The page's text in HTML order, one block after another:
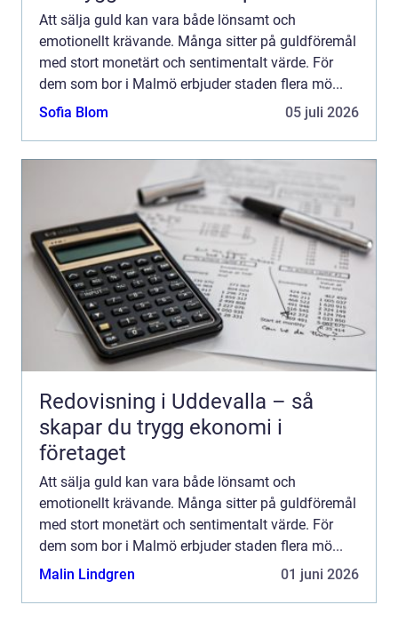
Att sälja guld kan vara både lönsamt och
emotionellt krävande. Många sitter på guldföremål
med stort monetärt och sentimentalt värde. För
dem som bor i Malmö erbjuder staden flera mö...
Sofia Blom
05 juli 2026
Redovisning i Uddevalla – så
skapar du trygg ekonomi i
företaget
Att sälja guld kan vara både lönsamt och
emotionellt krävande. Många sitter på guldföremål
med stort monetärt och sentimentalt värde. För
dem som bor i Malmö erbjuder staden flera mö...
Malin Lindgren
01 juni 2026